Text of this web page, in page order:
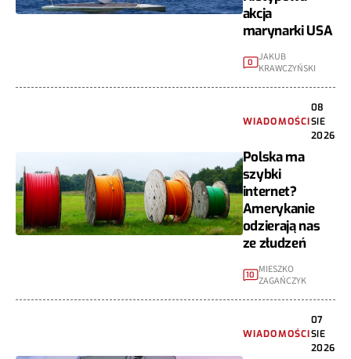
akcja
marynarki USA
0 JAKUB
KRAWCZYŃSKI
WIADOMOŚCI
08
SIE
2026
Polska ma
szybki
internet?
Amerykanie
odzierają nas
ze złudzeń
10 MIESZKO
ZAGAŃCZYK
WIADOMOŚCI
07
SIE
2026